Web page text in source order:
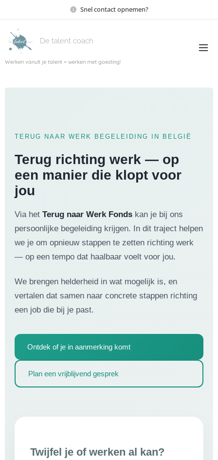
Snel contact opnemen?
De talent coach
Werken vanuit je talent = werken met goesting!
TERUG NAAR WERK BEGELEIDING IN BELGIË
Terug richting werk — op
een manier die klopt voor
jou
Via het Terug naar Werk Fonds kan je bij ons
persoonlijke begeleiding krijgen. In dit traject helpen
we je om opnieuw stappen te zetten richting werk
— op een tempo dat haalbaar voelt voor jou.
We brengen helderheid in wat mogelijk is, en
vertalen dat samen naar concrete stappen richting
een job die bij je past.
Ontdek of je in aanmerking komt
Plan een vrijblijvend gesprek
Twijfel je of werken al kan?